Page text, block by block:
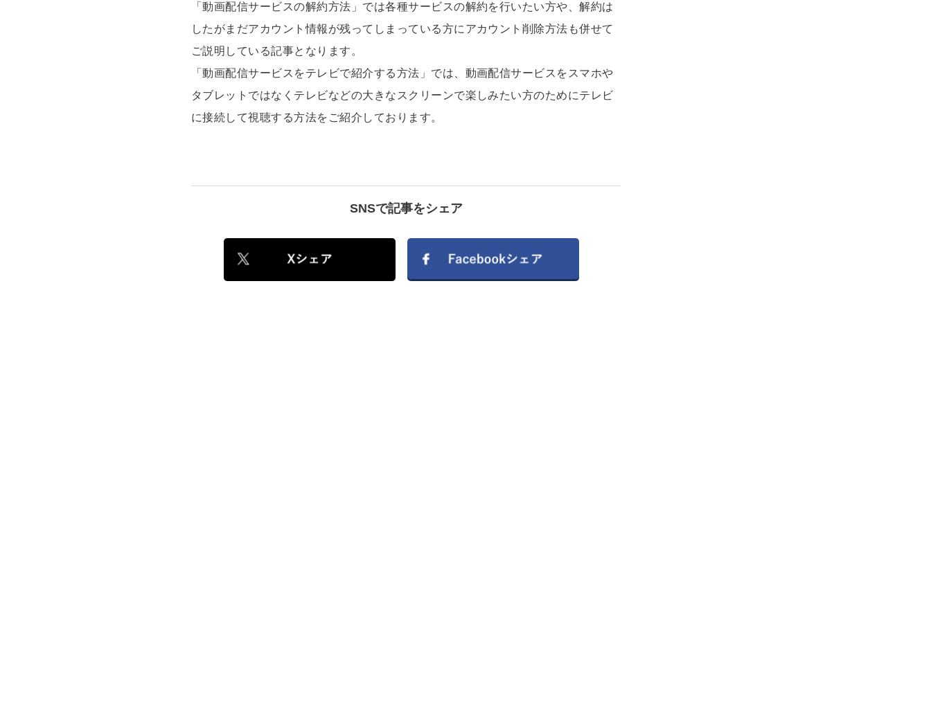
「動画配信サービスの解約方法」では各種サービスの解約を行いたい方や、解約は
したがまだアカウント情報が残ってしまっている方にアカウント削除方法も併せて
ご説明している記事となります。
「動画配信サービスをテレビで紹介する方法」では、動画配信サービスをスマホや
タブレットではなくテレビなどの大きなスクリーンで楽しみたい方のためにテレビ
に接続して視聴する方法をご紹介しております。
SNSで記事をシェア